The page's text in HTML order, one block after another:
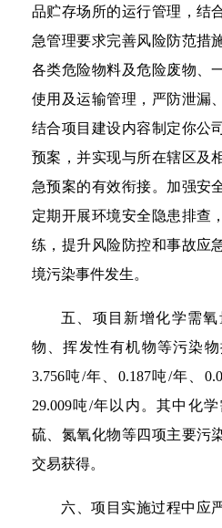
品贮存场所的运行管理，结
急管理要求完善风险防范措
各类危险物料及危险废物、
使用及运输管理，严防泄漏
结合项目建设内容制定你公
预案，并实现与所在辖区及
急预案的有效衔接。加强安
定期开展环境安全隐患排查
练，提升风险防控和事故应
境污染事件发生。
五、项目新增化学需
物、挥发性有机物等污染
3.756吨/年、0.187吨/年、
29.009吨/年以内。其中化
硫、氮氧化物等四项主要污
交易获得。
六、项目实施过程中应